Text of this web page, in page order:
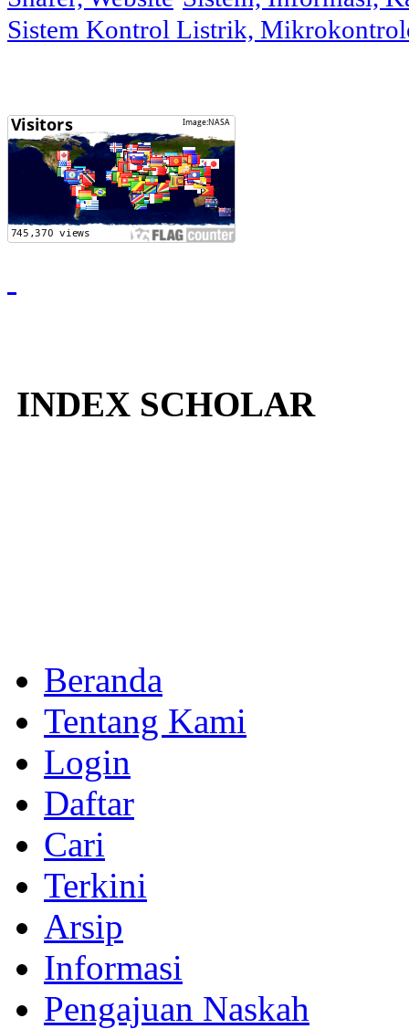
Sistem Kontrol Listrik,
INDEX SCHOLAR
Beranda
Tentang Kami
Login
Daftar
Cari
Terkini
Arsip
Informasi
Pengajuan Naskah